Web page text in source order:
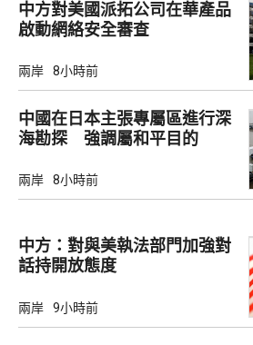
中方對美國派拓公司在華產品
啟動網絡安全審查
兩岸 8小時前
中國在日本主張專屬區進行深
海勘探 強調屬和平目的
兩岸 8小時前
中方：對與美執法部門加強對
話持開放態度
兩岸 9小時前